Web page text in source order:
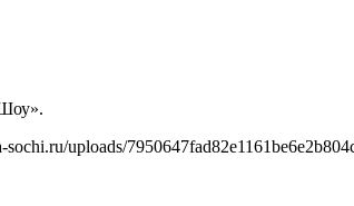
sochi.ru/uploads/